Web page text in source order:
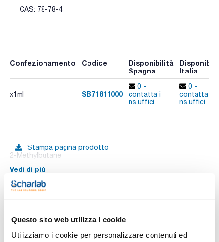
Questo sito web utilizza i cookie
Utilizziamo i cookie per personalizzare contenuti ed
CAS: 78-78-4
Confezionamento Codice
Disponibilità
Spagna
Italia
x1ml SB71811000
0 -
contatta i
ns.uffici
0 -
contatta i
ns.uffici
Stampa pagina prodotto
2-Methylbutane
Vedi di più
Documentazione tecnica
TDS / Scheda tecnica
COA